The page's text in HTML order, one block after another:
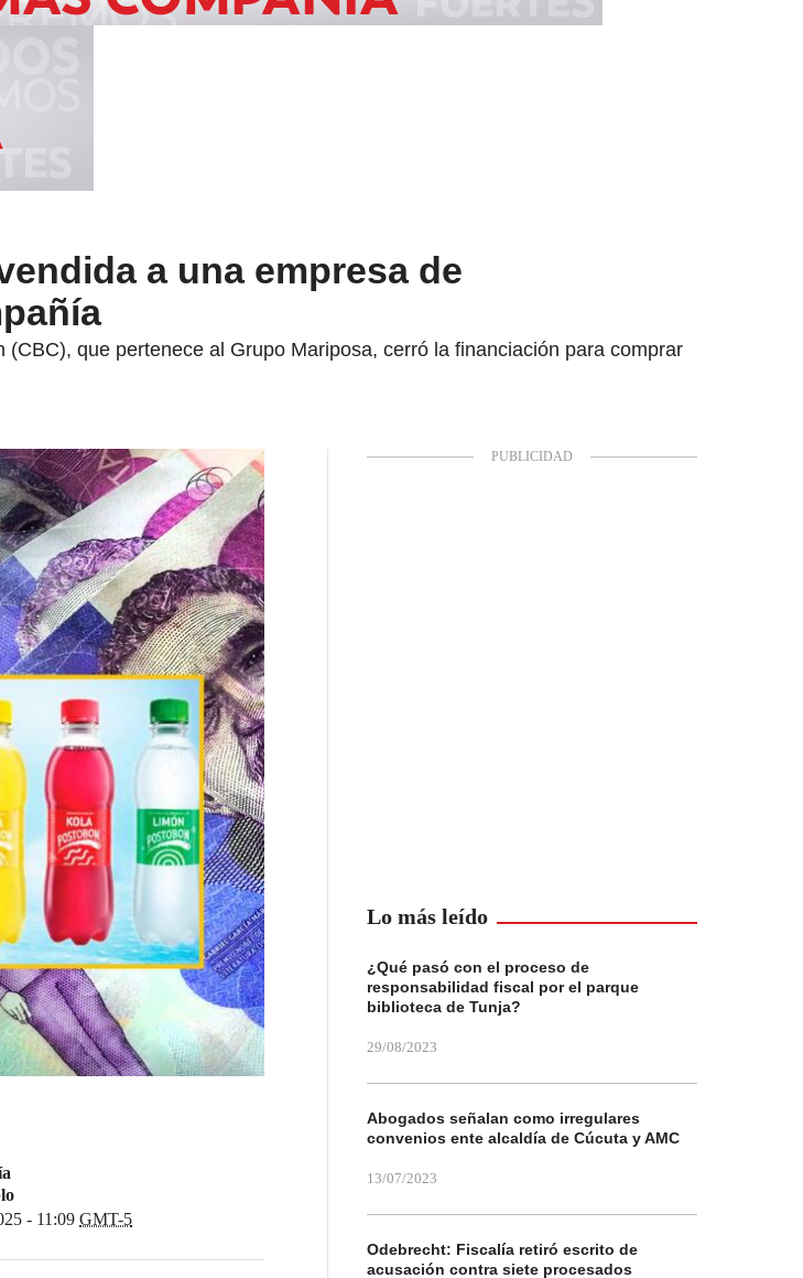
a una empresa de
que pertenece al Grupo Mariposa, cerró la financiación para comprar
- 11:09 GMT-5
Lo más leído
¿Qué pasó con el proceso de
responsabilidad fiscal por el parque
biblioteca de Tunja?
29/08/2023
Abogados señalan como irregulares
convenios ente alcaldía de Cúcuta y AMC
13/07/2023
Odebrecht: Fiscalía retiró escrito de
acusación contra siete procesados